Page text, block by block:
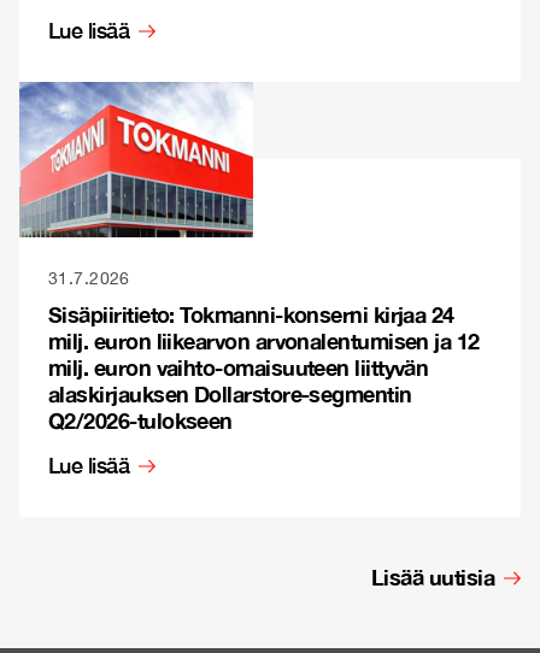
Lue lisää
31.7.2026
Sisäpiiritieto: Tokmanni-konserni kirjaa 24
milj. euron liikearvon arvonalentumisen ja 12
milj. euron vaihto-omaisuuteen liittyvän
alaskirjauksen Dollarstore-segmentin
Q2/2026-tulokseen
Lue lisää
Lisää uutisia